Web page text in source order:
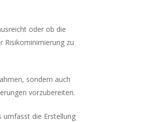
oder ob die
Risikominimierung zu
sondern auch
vorzubereiten.
umfasst die Erstellung